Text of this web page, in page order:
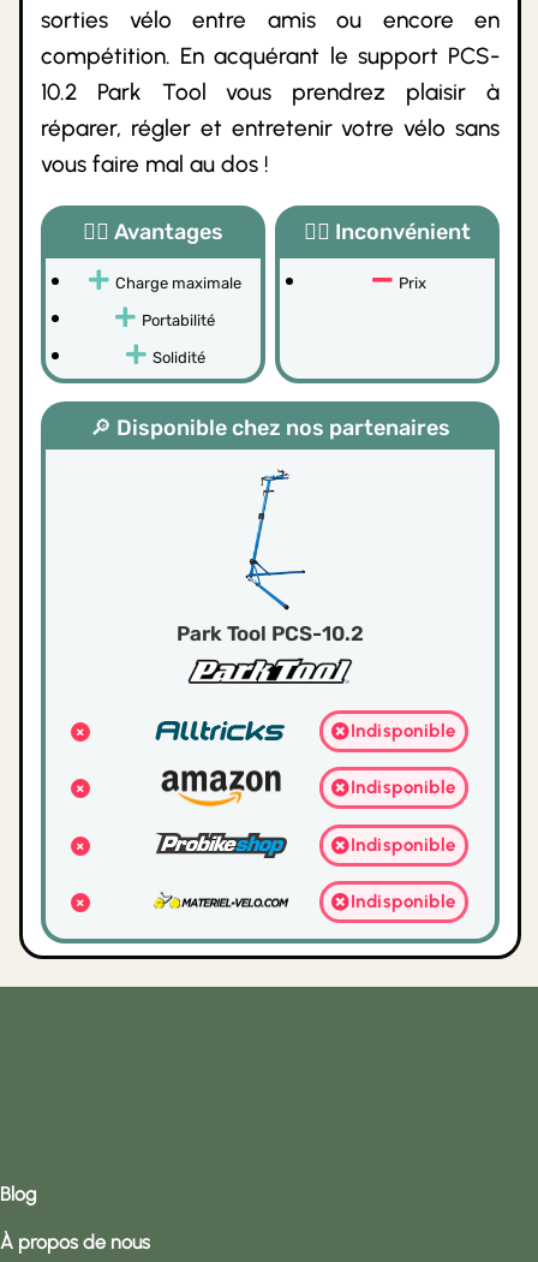
sorties vélo entre amis ou encore en
compétition. En acquérant le support PCS-
10.2 Park Tool vous prendrez plaisir à
réparer, régler et entretenir votre vélo sans
vous faire mal au dos !
👍🏻 Avantages 👎🏻 Inconvénient
Charge maximale
Portabilité
Solidité
Prix
🔎 Disponible chez nos partenaires
Park Tool PCS-10.2
Indisponible
Indisponible
Indisponible
Indisponible
Blog
À propos de nous